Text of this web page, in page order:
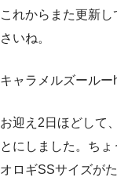
これからまた更新
さいね。
キャラメルズールー
お迎え2日ほどして
とにしました。ち
オロギSSサイズが